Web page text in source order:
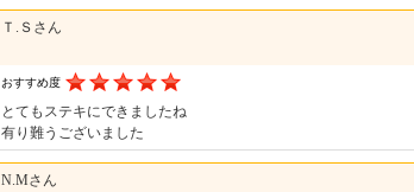
Ｔ.Ｓさん
おすすめ度
とてもステキにできましたね
有り難うございました
N.Mさん